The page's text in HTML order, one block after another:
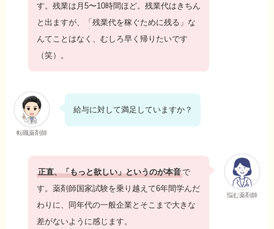
す。残業は月5〜10時間ほど。残業代はきちん
と出ますが、「残業代を稼ぐために残る」な
んてことはなく、むしろ早く帰りたいです
（笑）。
転職薬剤師
給与に対して満足していますか？
悩む薬剤師
正直、「もっと欲しい」というのが本音で
す。薬剤師国家試験を乗り越えて6年間学んだ
わりに、同年代の一般企業とそこまで大きな
差がないように感じます。